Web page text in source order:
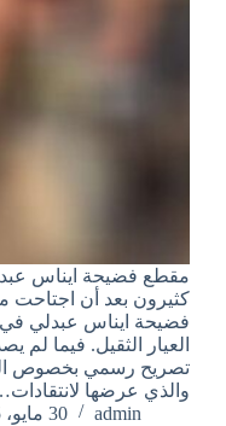
مقطع فضيحة ايناس
كثيرون بعد أن اجتاحت
فضيحة ايناس عبدلي
العيار الثقيل. فيما
تصريح رسمي بخصوص
والذي عرضها
admin
30 مايو، 2025